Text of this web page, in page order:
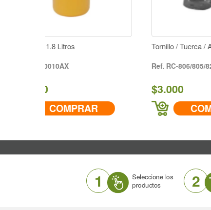
Tornillo / Tuerca / Arandela
COMPRAR
1
Seleccione los
productos
2